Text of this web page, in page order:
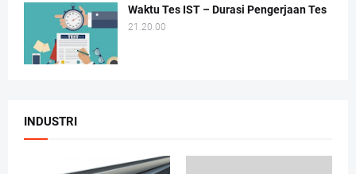
Waktu Tes IST – Durasi Pengerjaan Tes
21.20.00
INDUSTRI